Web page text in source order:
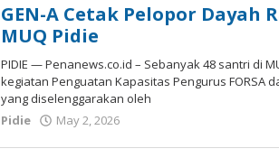
GEN-A Cetak Pelopor Dayah
MUQ Pidie
PIDIE — Penanews.co.id – Sebanyak 48 santri di
kegiatan Penguatan Kapasitas Pengurus FORSA
yang diselenggarakan oleh
Pidie
May 2, 2026